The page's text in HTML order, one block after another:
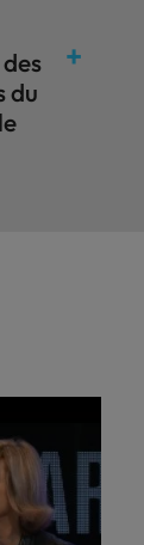
du